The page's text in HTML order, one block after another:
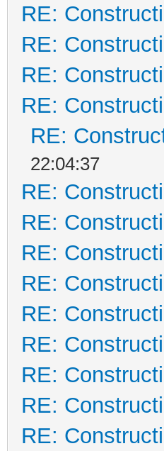
RE:
RE:
RE:
RE:
RE:
22:04:37
RE:
RE:
RE:
RE:
RE:
RE:
RE:
RE:
RE: